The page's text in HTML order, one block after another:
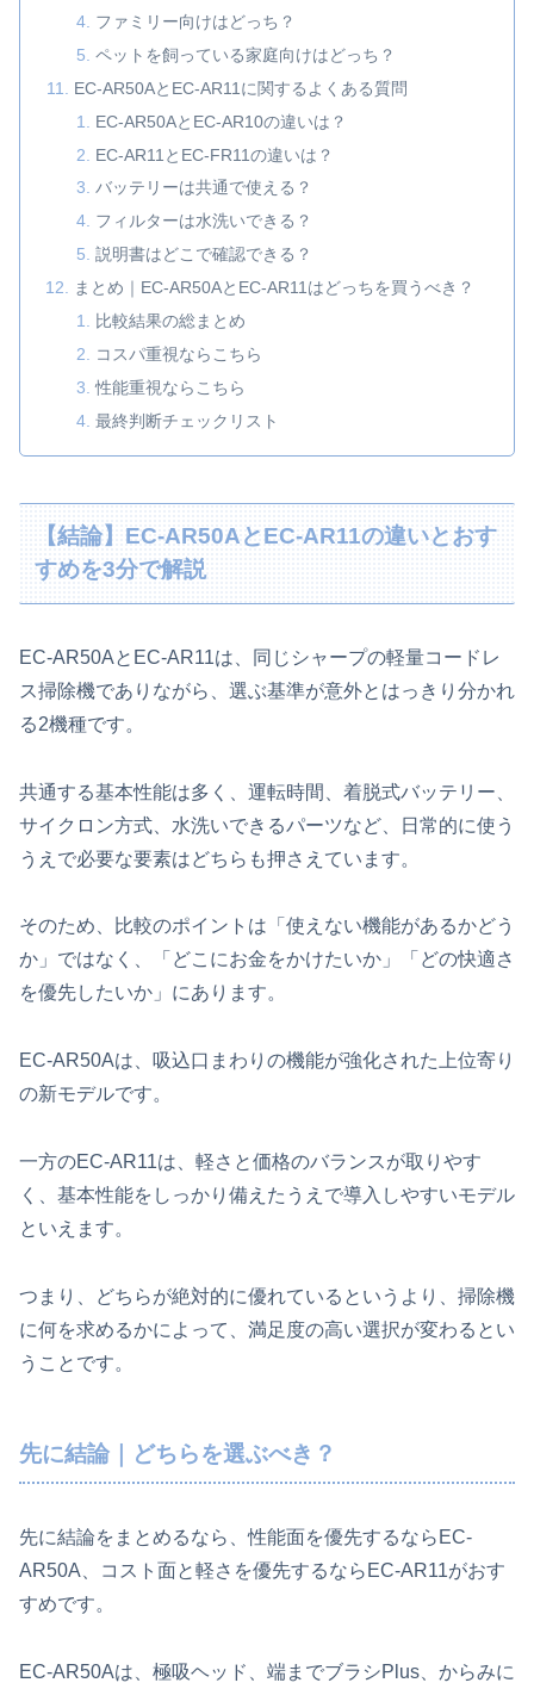
ファミリー向けはどっち？
ペットを飼っている家庭向けはどっち？
EC-AR50AとEC-AR11に関するよくある質問
EC-AR50AとEC-AR10の違いは？
EC-AR11とEC-FR11の違いは？
バッテリーは共通で使える？
フィルターは水洗いできる？
説明書はどこで確認できる？
まとめ｜EC-AR50AとEC-AR11はどっちを買うべき？
比較結果の総まとめ
コスパ重視ならこちら
性能重視ならこちら
最終判断チェックリスト
【結論】EC-AR50AとEC-AR11の違いとおす
すめを3分で解説
EC-AR50AとEC-AR11は、同じシャープの軽量コードレ
ス掃除機でありながら、選ぶ基準が意外とはっきり分かれ
る2機種です。
共通する基本性能は多く、運転時間、着脱式バッテリー、
サイクロン方式、水洗いできるパーツなど、日常的に使う
うえで必要な要素はどちらも押さえています。
そのため、比較のポイントは「使えない機能があるかどう
か」ではなく、「どこにお金をかけたいか」「どの快適さ
を優先したいか」にあります。
EC-AR50Aは、吸込口まわりの機能が強化された上位寄り
の新モデルです。
一方のEC-AR11は、軽さと価格のバランスが取りやす
く、基本性能をしっかり備えたうえで導入しやすいモデル
といえます。
つまり、どちらが絶対的に優れているというより、掃除機
に何を求めるかによって、満足度の高い選択が変わるとい
うことです。
先に結論｜どちらを選ぶべき？
先に結論をまとめるなら、性能面を優先するならEC-
AR50A、コスト面と軽さを優先するならEC-AR11がおす
すめです。
EC-AR50Aは、極吸ヘッド、端までブラシPlus、からみに